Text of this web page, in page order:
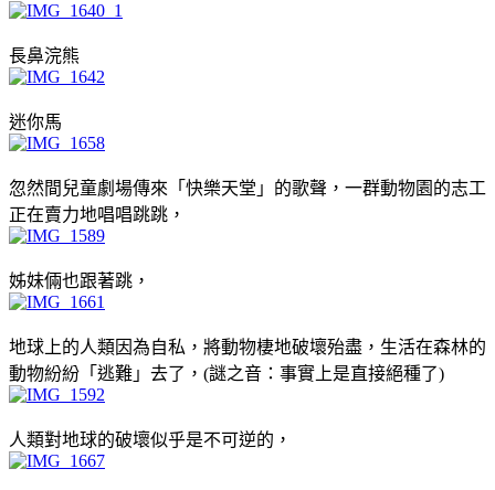
長鼻浣熊
迷你馬
忽然間兒童劇場傳來「快樂天堂」的歌聲，一群動物園的志工
正在賣力地唱唱跳跳，
姊妹倆也跟著跳，
地球上的人類因為自私，將動物棲地破壞殆盡，生活在森林的
動物紛紛「逃難」去了，(謎之音：事實上是直接絕種了)
人類對地球的破壞似乎是不可逆的，